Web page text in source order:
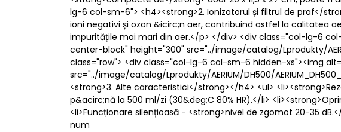
lg-6 col-sm-6"> <h4><strong>2. Ionizatorul și filtrul de praf</
ioni negativi și ozon &icirc;n aer, contribuind astfel la calitatea
impuritățile mai mari din aer.</p> </div> <div class="col-lg-6
center-block" height="300" src="../image/catalog/Lprodukty/
class="row"> <div class="col-lg-6 col-sm-6 hidden-xs"><img
src="../image/catalog/Lprodukty/AERIUM/DH500/
<strong>3. Alte caracteristici</strong></h4> <ul>
p&acirc;nă la 500 ml/zi (30&deg;C 80% HR).</li>
<li>Funcționare silențioasă - <strong>nivel de zgomot 20-35
num